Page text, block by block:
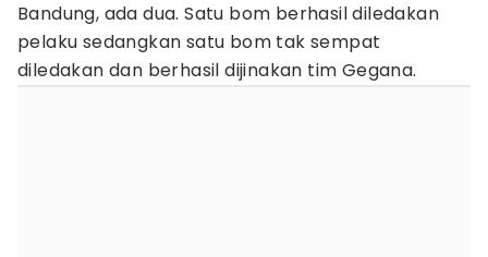
Bandung, ada dua. Satu bom berhasil diledakan
pelaku sedangkan satu bom tak sempat
diledakan dan berhasil dijinakan tim Gegana.